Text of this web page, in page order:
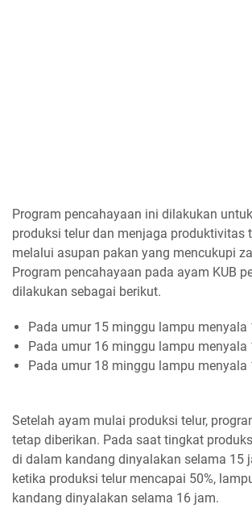
Program pencahayaan ini dilakukan
produksi telur dan menjaga produktivitas
melalui asupan pakan yang mencukupi
Program pencahayaan pada ayam KUB
dilakukan sebagai berikut.
Pada umur 15 minggu lampu menyala
Pada umur 16 minggu lampu menyala
Pada umur 18 minggu lampu menyala
Setelah ayam mulai produksi telur,
tetap diberikan. Pada saat tingkat
di dalam kandang dinyalakan selama 15
ketika produksi telur mencapai 50%,
kandang dinyalakan selama 16 jam.